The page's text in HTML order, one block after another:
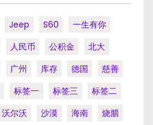
Jeep S60
一生有你
人民币 公积金
北大
广州 库存 德国
慈善
标签一 标签三
标签二
沃尔沃 沙漠 海南
烧腊